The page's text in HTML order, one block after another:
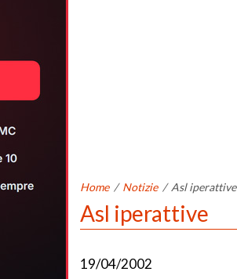
Home / Notizie / Asl iperattive
Asl iperattive
19/04/2002